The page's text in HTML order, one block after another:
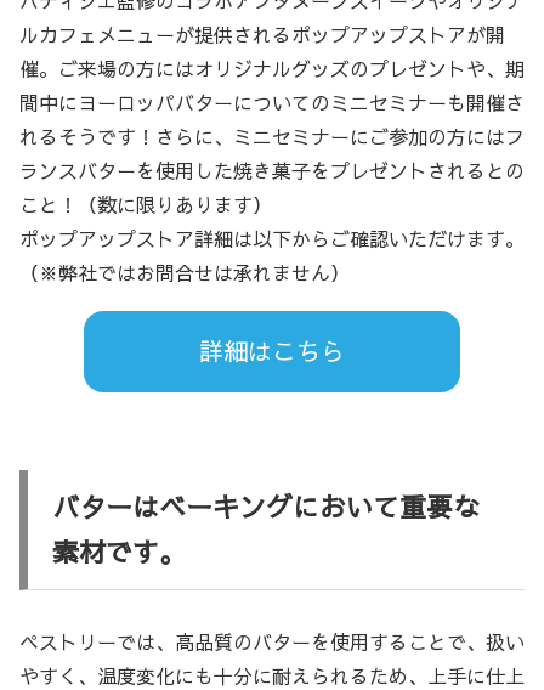
ルカフェメニューが提供されるポップアップストアが開
催。ご来場の方にはオリジナルグッズのプレゼントや、期
間中にヨーロッパバターについてのミニセミナーも開催さ
れるそうです！さらに、ミニセミナーにご参加の方にはフ
ランスバターを使用した焼き菓子をプレゼントされるとの
こと！（数に限りあります）
ポップアップストア詳細は以下からご確認いただけます。
（※弊社ではお問合せは承れません）
詳細はこちら
バターはベーキングにおいて重要な
素材です。
ペストリーでは、高品質のバターを使用することで、扱い
やすく、温度変化にも十分に耐えられるため、上手に仕上